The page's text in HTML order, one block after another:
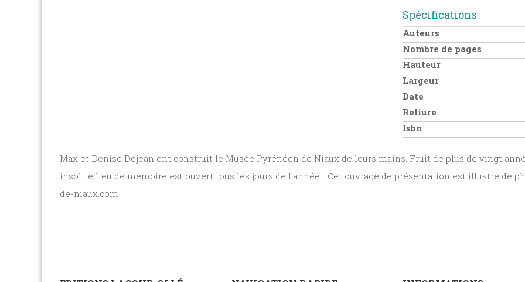
Spécifications
Auteurs
Nombre de pages
Hauteur
Largeur
Date
Reliure
Isbn
Max et Denise Dejean ont construit le Musée Pyrénéen de Niaux de leurs mains. Fruit de plus de vingt
insolite lieu de mémoire est ouvert tous les jours de l'année... Cet ouvrage de présentation est illustré de
de-niaux.com